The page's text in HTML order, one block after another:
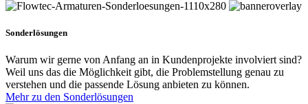
Sonderlösungen
Warum wir gerne von Anfang an in Kundenprojekte involviert sind?
Weil uns das die Möglichkeit gibt, die Problemstellung genau zu
verstehen und die passende Lösung anbieten zu können.
Mehr zu den Sonderlösungen